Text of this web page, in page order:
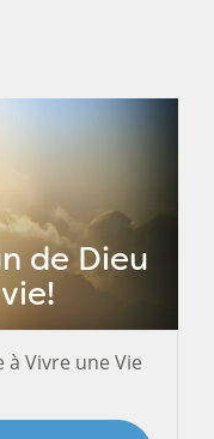
de Dieu
Vivre une Vie